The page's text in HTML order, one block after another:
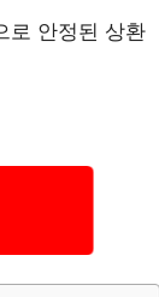
로 안정된 상환